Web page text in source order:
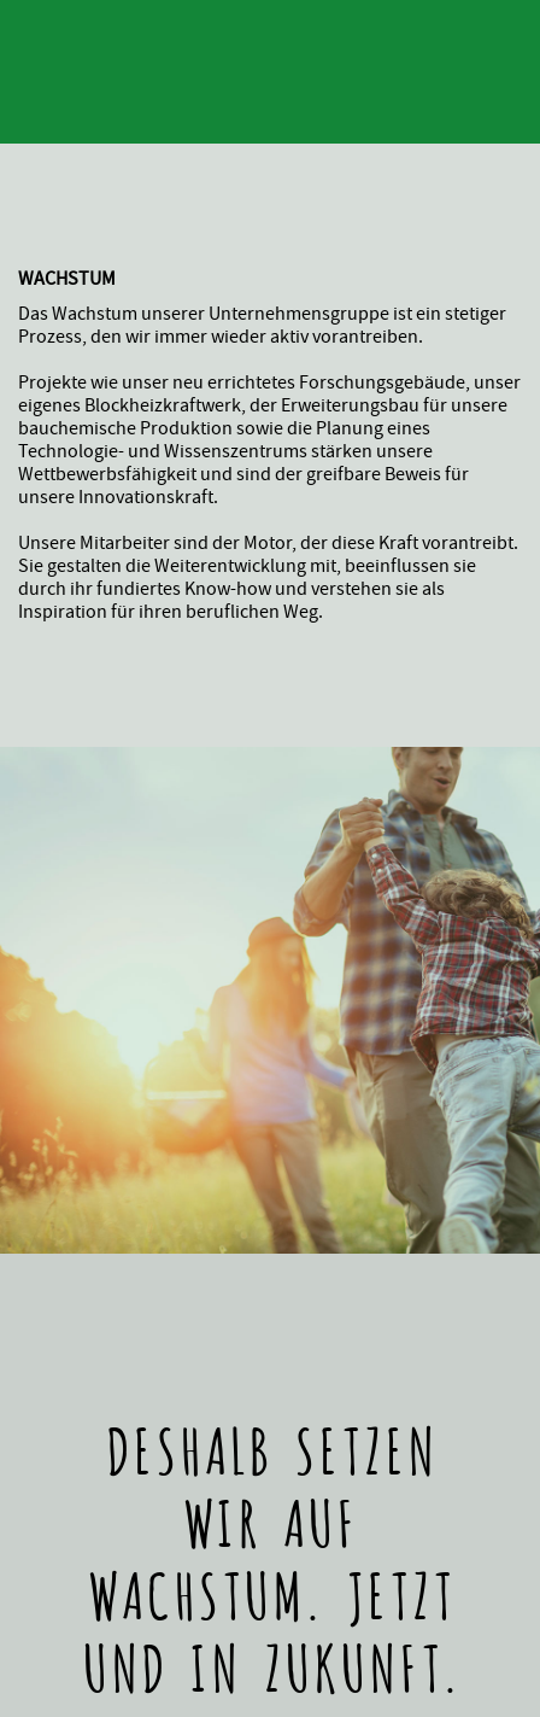
WACHSTUM
Das Wachstum unserer Unternehmensgruppe ist ein stetiger
Prozess, den wir immer wieder aktiv vorantreiben.
Projekte wie unser neu errichtetes Forschungsgebäude, unser
eigenes Blockheizkraftwerk, der Erweiterungsbau für unsere
bauchemische Produktion sowie die Planung eines
Technologie- und Wissenszentrums stärken unsere
Wettbewerbsfähigkeit und sind der greifbare Beweis für
unsere Innovationskraft.
Unsere Mitarbeiter sind der Motor, der diese Kraft vorantreibt.
Sie gestalten die Weiterentwicklung mit, beeinflussen sie
durch ihr fundiertes Know-how und verstehen sie als
Inspiration für ihren beruflichen Weg.
DESHALB SETZEN
WIR AUF
WACHSTUM. JETZT
UND IN ZUKUNFT.